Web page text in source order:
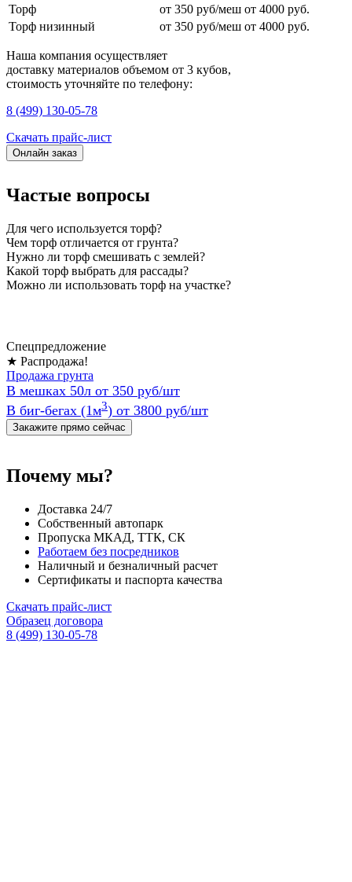
Торф
от 350 руб/меш от 4000 руб.
Торф низинный
от 350 руб/меш от 4000 руб.
Наша компания осуществляет
доставку материалов объемом от 3 кубов,
стоимость уточняйте по телефону:
8 (499) 130-05-78
Скачать прайс-лист
Онлайн заказ
Частые вопросы
Для чего используется торф?
Чем торф отличается от грунта?
Нужно ли торф смешивать с землей?
Какой торф выбрать для рассады?
Можно ли использовать торф на участке?
Спецпредложение
★ Распродажа!
Продажа грунта
В мешках 50л от 350 руб/шт
В биг-бегах (1м3) от 3800 руб/шт
Закажите прямо сейчас
Почему мы?
Доставка 24/7
Собственный автопарк
Пропуска МКАД, ТТК, СК
Работаем без посредников
Наличный и безналичный расчет
Сертификаты и паспорта качества
Скачать прайс-лист
Образец договора
8 (499) 130-05-78